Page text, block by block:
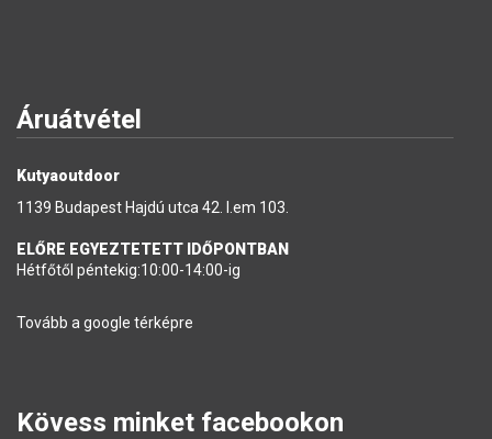
Áruátvétel
Kutyaoutdoor
1139 Budapest Hajdú utca 42. I.em 103.
ELŐRE EGYEZTETETT IDŐPONTBAN
Hétfőtől péntekig:10:00-14:00-ig
Tovább a google térképre
Kövess minket facebookon